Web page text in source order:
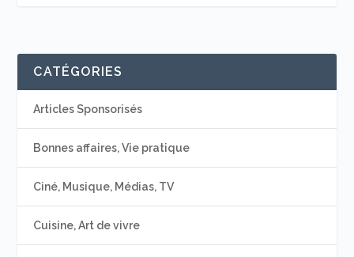
CATÉGORIES
Articles Sponsorisés
Bonnes affaires, Vie pratique
Ciné, Musique, Médias, TV
Cuisine, Art de vivre